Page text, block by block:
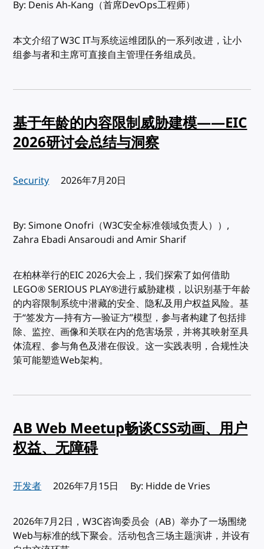
By: Denis Ah-Kang（首席DevOps工程师）
本文介绍了W3C IT与系统运维团队的一系列改进，让小
组参与者和主席可直接自主管理任务组成员。
基于年龄的内容限制威胁建模——EIC
2026研讨会总结与洞察
Security 发布:
2026年7月20日
By: Simone Onofri（W3C安全标准领域负责人））,
Zahra Ebadi Ansaroudi and Amir Sharif
在柏林举行的EIC 2026大会上，我们探索了如何借助
LEGO® SERIOUS PLAY®进行威胁建模，以识别基于年龄
的内容限制系统中潜藏的安全、隐私及用户权益风险。基
于“签发方—持有方—验证方”模型，参与者构建了包括排
除、监控、画像和关联在内的危害场景，并将其映射至具
体流程、参与角色及潜在假设。这一实践表明，合规性决
策可能塑造Web架构。
AB Web Meetup畅谈CSS动画、用户
权益、无障碍
开发者 发布:
2026年7月15日 By: Hidde de Vries
2026年7月2日，W3C咨询委员会（AB）举办了一场围绕
Web与标准的线下聚会。活动包含三场主题演讲，并设有